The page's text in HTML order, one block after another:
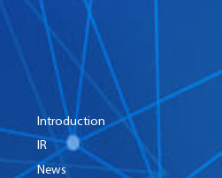
Introduction
IR
News